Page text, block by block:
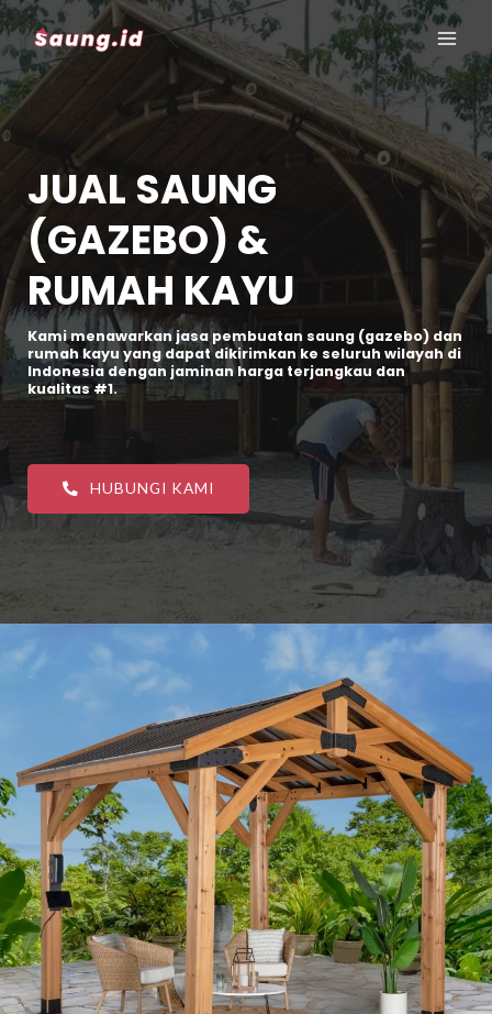
JUAL SAUNG
(GAZEBO) &
RUMAH KAYU
Kami menawarkan jasa pembuatan saung (gazebo) dan
rumah kayu yang dapat dikirimkan ke seluruh wilayah di
Indonesia dengan jaminan harga terjangkau dan
kualitas #1.
HUBUNGI KAMI